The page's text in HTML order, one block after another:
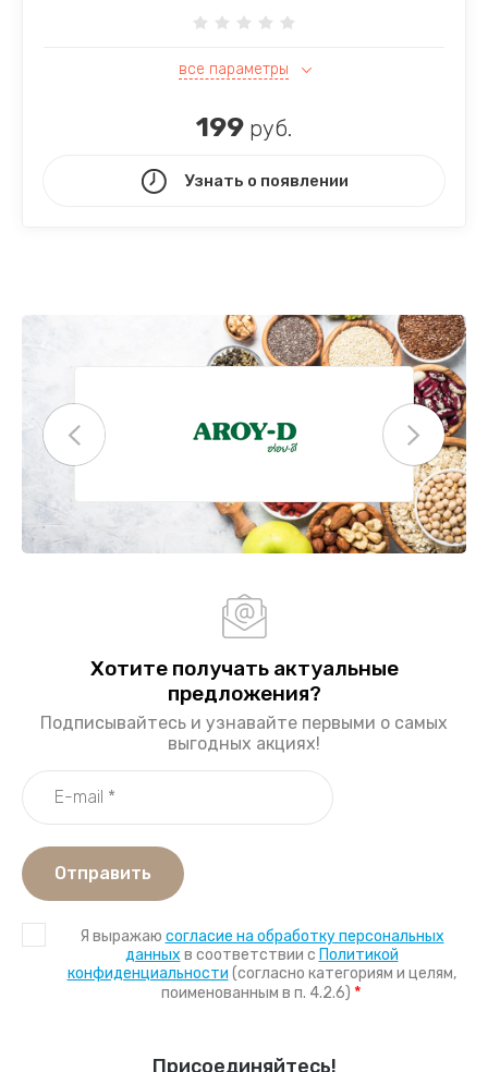
все параметры
199 руб.
Узнать о появлении
Присоединяйтесь!
Хотите получать актуальные
предложения?
Подписывайтесь и узнавайте первыми о самых
выгодных акциях!
Я выражаю согласие на обработку персональных
данных в соответствии с Политикой
конфиденциальности (согласно категориям и целям,
поименованным в п. 4.2.6) *
Отправить